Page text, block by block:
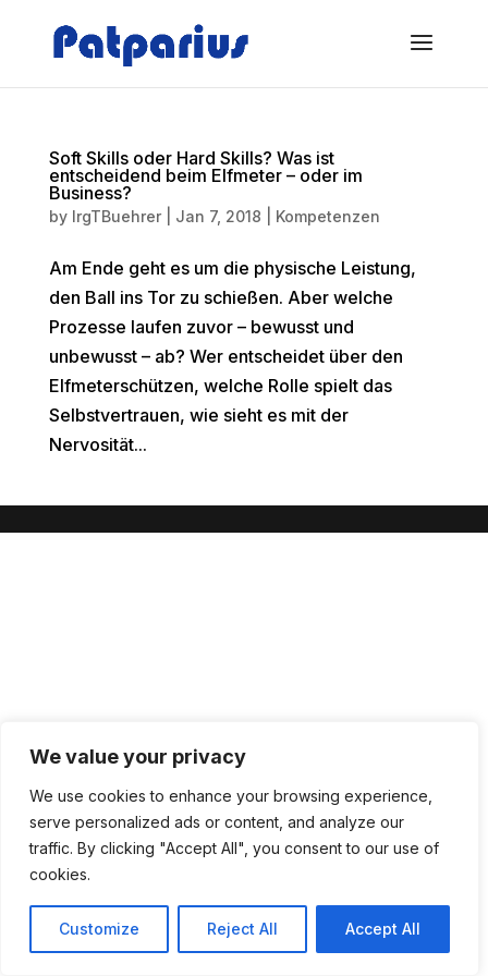
We value your privacy
We use cookies to enhance your browsing experience,
serve personalized ads or content, and analyze our
traffic. By clicking "Accept All", you consent to our use of
cookies.
Customize Reject All Accept All
Soft Skills oder Hard Skills? Was ist
entscheidend beim Elfmeter – oder im
Business?
by IrgTBuehrer| Jan 7, 2018 Kompetenzen
Am Ende geht es um die physische Leistung,
den Ball ins Tor zu schießen. Aber welche
Prozesse laufen zuvor – bewusst und
unbewusst – ab? Wer entscheidet über den
Elfmeterschützen, welche Rolle spielt das
Selbstvertrauen, wie sieht es mit der
Nervosität...